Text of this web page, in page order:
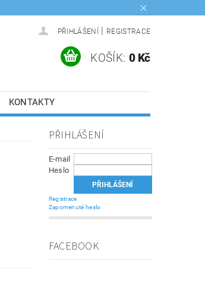
PŘIHLÁŠENÍ REGISTRACE
KOŠÍK: 0 Kč
KONTAKTY
PŘIHLÁŠENÍ
E-mail
Heslo
Registrace
Zapomenuté heslo
FACEBOOK